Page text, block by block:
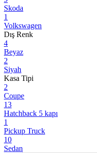
Skoda
1
Volkswagen
Dış Renk
4
Beyaz
2
Siyah
Kasa Tipi
2
Coupe
13
Hatchback 5 kapı
1
Pickup Truck
10
Sedan